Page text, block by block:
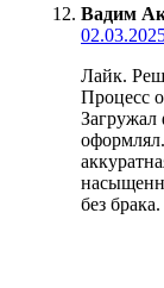
Вадим
Лайк.
Процесс
Загружал
без